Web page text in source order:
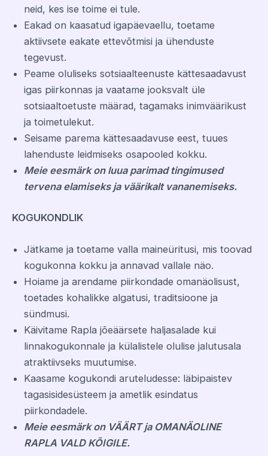
neid, kes ise toime ei tule.
Eakad on kaasatud igapäevaellu, toetame
aktiivsete eakate ettevõtmisi ja ühenduste
tegevust.
Peame oluliseks sotsiaalteenuste kättesaadavust
igas piirkonnas ja vaatame jooksvalt üle
sotsiaaltoetuste määrad, tagamaks inimväärikust
ja toimetulekut.
Seisame parema kättesaadavuse eest, tuues
lahenduste leidmiseks osapooled kokku.
Meie eesmärk on luua parimad tingimused
tervena elamiseks ja väärikalt vananemiseks.
KOGUKONDLIK
Jätkame ja toetame valla maineüritusi, mis toovad
kogukonna kokku ja annavad vallale näo.
Hoiame ja arendame piirkondade omanäolisust,
toetades kohalikke algatusi, traditsioone ja
sündmusi.
Käivitame Rapla jõeäärsete haljasalade kui
linnakogukonnale ja külalistele olulise jalutusala
atraktiivseks muutumise.
Kaasame kogukondi aruteludesse: läbipaistev
tagasisidesüsteem ja ametlik esindatus
piirkondadele.
Meie eesmärk on VÄÄRT ja OMANÄOLINE
RAPLA VALD KÕIGILE.